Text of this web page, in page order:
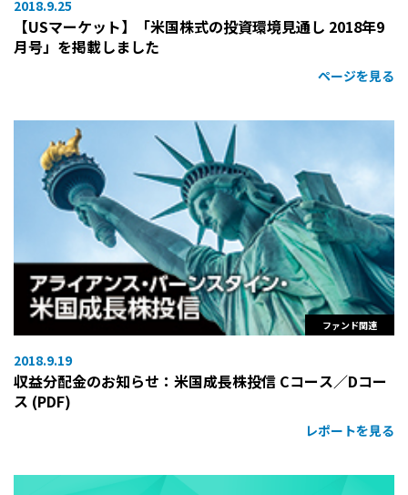
2018.9.25
【USマーケット】「米国株式の投資環境見通し 2018年9
月号」を掲載しました
ページを見る
ファンド関連
2018.9.19
収益分配金のお知らせ：米国成長株投信 Cコース／Dコー
ス (PDF)
レポートを見る